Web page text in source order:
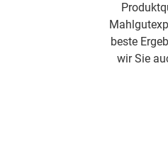
beste
wir Sie